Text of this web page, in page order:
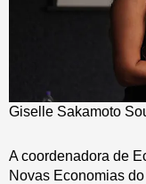
Giselle Sakamoto
A coordenadora de
Novas Economias